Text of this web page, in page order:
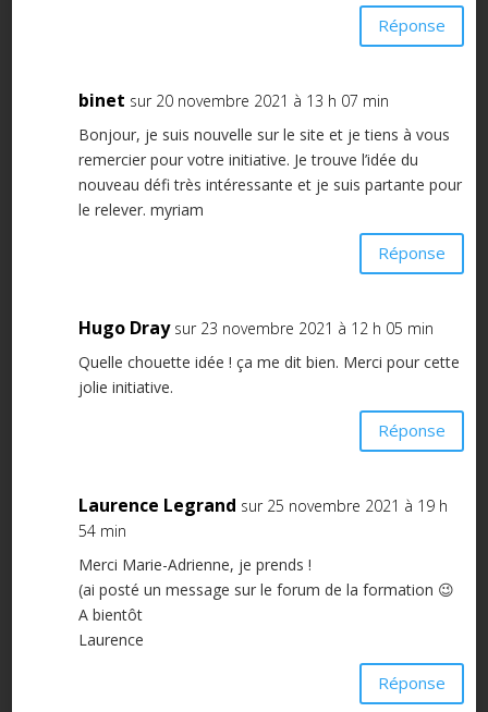
Réponse
binet sur 20 novembre 2021 à 13 h 07 min
Bonjour, je suis nouvelle sur le site et je tiens à vous
remercier pour votre initiative. Je trouve l’idée du
nouveau défi très intéressante et je suis partante pour
le relever. myriam
Réponse
Hugo Dray sur 23 novembre 2021 à 12 h 05 min
Quelle chouette idée ! ça me dit bien. Merci pour cette
jolie initiative.
Réponse
Laurence Legrand sur 25 novembre 2021 à 19 h
54 min
Merci Marie-Adrienne, je prends !
(ai posté un message sur le forum de la formation 😉
A bientôt
Laurence
Réponse